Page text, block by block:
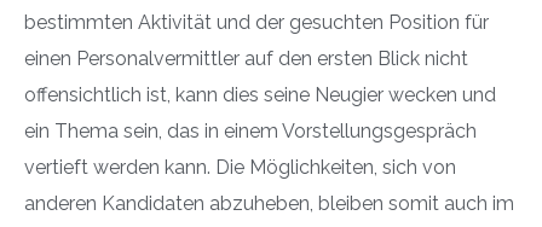
bestimmten Aktivität und der gesuchten Position für
einen Personalvermittler auf den ersten Blick nicht
offensichtlich ist, kann dies seine Neugier wecken und
ein Thema sein, das in einem Vorstellungsgespräch
vertieft werden kann. Die Möglichkeiten, sich von
anderen Kandidaten abzuheben, bleiben somit auch im